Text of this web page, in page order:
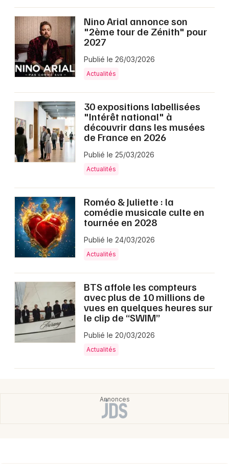
Nino Arial annonce son
"2ème tour de Zénith" pour
2027
Publié le 26/03/2026
Actualités
30 expositions labellisées
"Intérêt national" à
découvrir dans les musées
de France en 2026
Publié le 25/03/2026
Actualités
Roméo & Juliette : la
comédie musicale culte en
tournée en 2028
Publié le 24/03/2026
Actualités
BTS affole les compteurs
avec plus de 10 millions de
vues en quelques heures sur
le clip de “SWIM”
Publié le 20/03/2026
Actualités